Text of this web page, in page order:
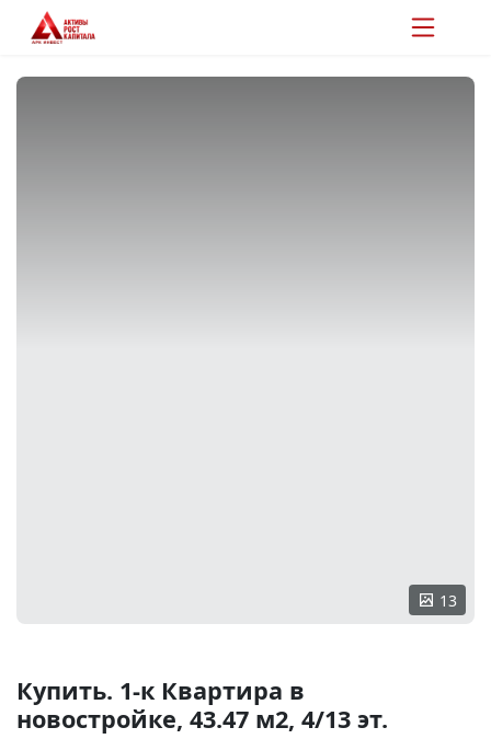
13
Купить. 1-к Квартира в
новостройке, 43.47 м2, 4/13 эт.